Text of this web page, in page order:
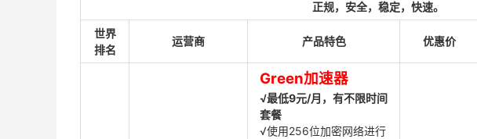
正规，安全，稳定，快速。
世界
排名
运营商 产品特色 优惠价
Green加速器
√最低9元/月，有不限时间
套餐
√使用256位加密网络进行